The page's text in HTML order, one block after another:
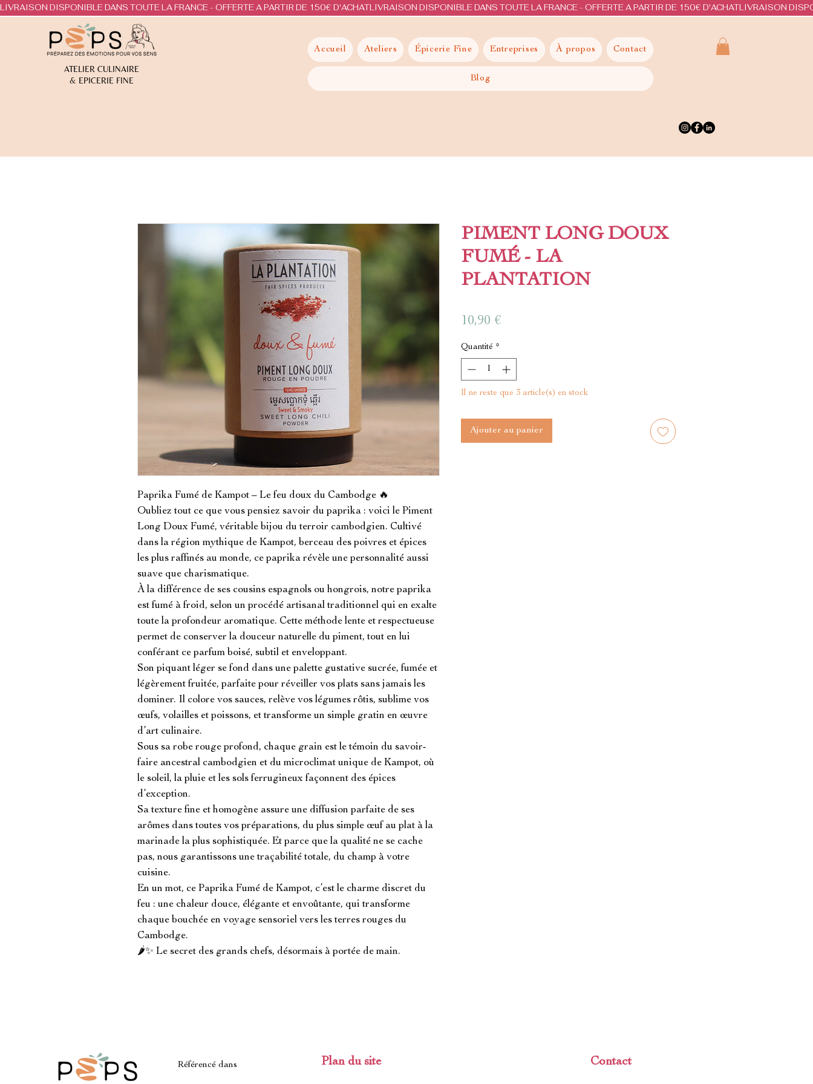
LIVRAISON DISPONIBLE DANS TOUTE LA FRANCE - OFFERTE A PARTIR DE 150€ D'ACHAT
ATELIER CULINAIRE
& EPICERIE FINE
Accueil Ateliers Épicerie Fine Entreprises À propos Contact
Blog
Paprika Fumé de Kampot – Le feu doux du Cambodge 🔥
Oubliez tout ce que vous pensiez savoir du paprika : voici le Piment
Long Doux Fumé, véritable bijou du terroir cambodgien. Cultivé
dans la région mythique de Kampot, berceau des poivres et épices
les plus raffinés au monde, ce paprika révèle une personnalité aussi
suave que charismatique.
À la différence de ses cousins espagnols ou hongrois, notre paprika
est fumé à froid, selon un procédé artisanal traditionnel qui en exalte
toute la profondeur aromatique. Cette méthode lente et respectueuse
permet de conserver la douceur naturelle du piment, tout en lui
conférant ce parfum boisé, subtil et enveloppant.
Son piquant léger se fond dans une palette gustative sucrée, fumée et
légèrement fruitée, parfaite pour réveiller vos plats sans jamais les
dominer. Il colore vos sauces, relève vos légumes rôtis, sublime vos
œufs, volailles et poissons, et transforme un simple gratin en œuvre
d’art culinaire.
Sous sa robe rouge profond, chaque grain est le témoin du savoir-
faire ancestral cambodgien et du microclimat unique de Kampot, où
le soleil, la pluie et les sols ferrugineux façonnent des épices
d’exception.
Sa texture fine et homogène assure une diffusion parfaite de ses
arômes dans toutes vos préparations, du plus simple œuf au plat à la
marinade la plus sophistiquée. Et parce que la qualité ne se cache
pas, nous garantissons une traçabilité totale, du champ à votre
cuisine.
En un mot, ce Paprika Fumé de Kampot, c’est le charme discret du
feu : une chaleur douce, élégante et envoûtante, qui transforme
chaque bouchée en voyage sensoriel vers les terres rouges du
Cambodge.
🌶️✨ Le secret des grands chefs, désormais à portée de main.
PIMENT LONG DOUX
FUMÉ - LA
PLANTATION
10,90 €Prix
Quantité *
Il ne reste que 3 article(s) en stock
Ajouter au panier
Référencé dans Plan du site Contact